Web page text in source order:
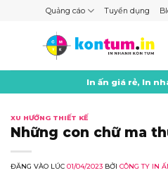
Quảng cáo Tuyển dụng
In ấn giá rẻ, In
XU HƯỚNG THIẾT KẾ
Những con chữ ma
ĐĂNG VÀO LÚC 01/04/2023 BỞI CÔNG TY IN